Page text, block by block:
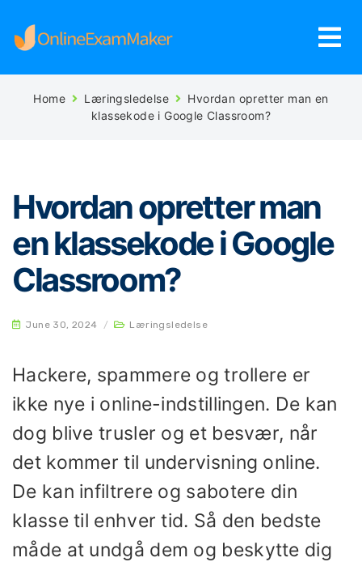
Home Læringsledelse
Hvordan opretter man en
klassekode i Google Classroom?
Hvordan opretter man
en klassekode i Google
Classroom?
June 30, 2024 / Læringsledelse
Hackere, spammere og trollere er
ikke nye i online-indstillingen. De kan
dog blive trusler og et besvær, når
det kommer til undervisning online.
De kan infiltrere og sabotere din
klasse til enhver tid. Så den bedste
måde at undgå dem og beskytte dig